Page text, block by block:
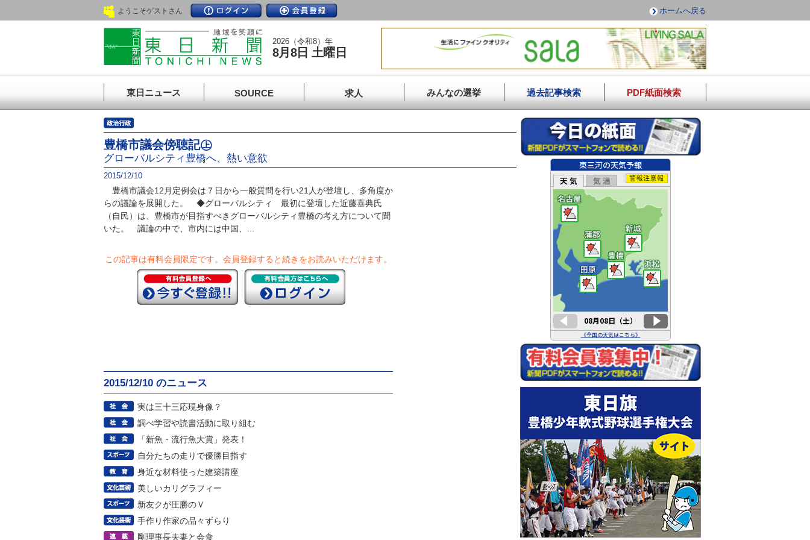
ようこそゲストさん ホームへ戻る
2026（令和8）年
8月8日 土曜日
東日ニュース SOURCE 求人 みんなの選挙 過去記事検索 PDF紙面検索
豊橋市議会傍聴記㊤
グローバルシティ豊橋へ、熱い意欲
2015/12/10
豊橋市議会12月定例会は７日から一般質問を行い21人が登壇し、多角度か
らの議論を展開した。 ◆グローバルシティ 最初に登壇した近藤喜典氏
（自民）は、豊橋市が目指すべきグローバルシティ豊橋の考え方について聞
いた。 議論の中で、市内には中国、...
この記事は有料会員限定です。 会員登録すると続きをお読みいただけます。
2015/12/10 のニュース
実は三十三応現身像？
調べ学習や読書活動に取り組む
「新魚・流行魚大賞」発表！
自分たちの走りで優勝目指す
身近な材料使った建築講座
美しいカリグラフィー
新友クが圧勝のＶ
手作り作家の品々ずらり
剛理事長夫妻と会食